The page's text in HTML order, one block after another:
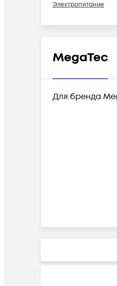
Электропитание
MegaTec
Для бренда